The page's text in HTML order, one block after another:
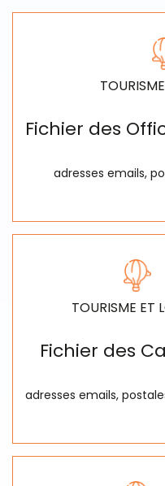
Fichier des
adresses emails,
TOURISME ET
Fichier des
adresses emails,